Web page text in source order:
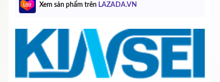
Xem sản phẩm trên LAZADA.VN